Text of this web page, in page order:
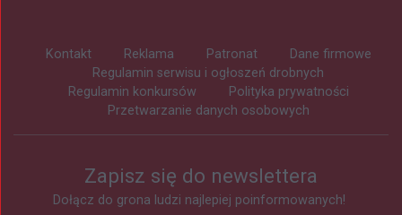
Kontakt Reklama Patronat
Dane firmowe
Regulamin serwisu i ogłoszeń drobnych
Regulamin konkursów
Polityka prywatności
Przetwarzanie danych osobowych
Zapisz się do newslettera
Dołącz do grona ludzi najlepiej poinformowanych!